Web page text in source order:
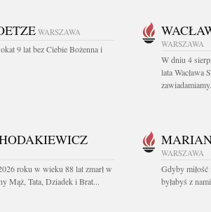
WARSZAWA
9 lat bez Ciebie Bożenna i
WARSZAWA
W dniu 4
lata Wacława
roku w wieku 88 lat zmarł w
Mąż, Tata, Dziadek i Brat...
WARSZAWA
Gdyby miłość
byłabyś z